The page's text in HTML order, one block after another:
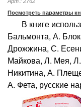
Посмотреть параметры
В книге
Бальмонта, А.
Дрожжина, С.
Майкова, Л. Мея,
Никитина, А.
А. Фета, русские